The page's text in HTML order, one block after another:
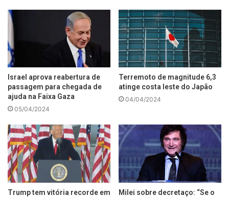
Israel aprova reabertura de
passagem para chegada de
ajuda na Faixa Gaza
05/04/2024
Terremoto de magnitude 6,3
atinge costa leste do Japão
04/04/2024
Trump tem vitória recorde em
Milei sobre decretaço: “Se o